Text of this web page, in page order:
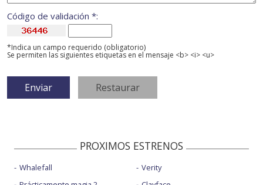
Código de validación *:
*Indica un campo requerido (obligatorio)
Se permiten las siguientes etiquetas en el mensaje <b> <i> <u>
PROXIMOS ESTRENOS
Whalefall
Verity